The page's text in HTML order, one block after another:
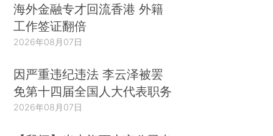
海外金融专才回流香港 外籍
工作签证翻倍
2026年08月07日
因严重违纪违法 李云泽被罢
免第十四届全国人大代表职务
2026年08月07日